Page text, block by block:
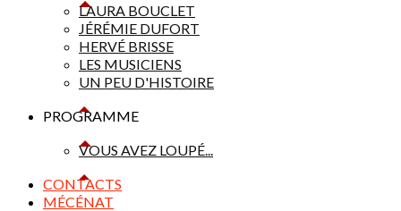
LAURA BOUCLET
JÉRÉMIE DUFORT
HERVÉ BRISSE
LES MUSICIENS
UN PEU D'HISTOIRE
PROGRAMME
VOUS AVEZ LOUPÉ...
CONTACTS
MÉCÉNAT